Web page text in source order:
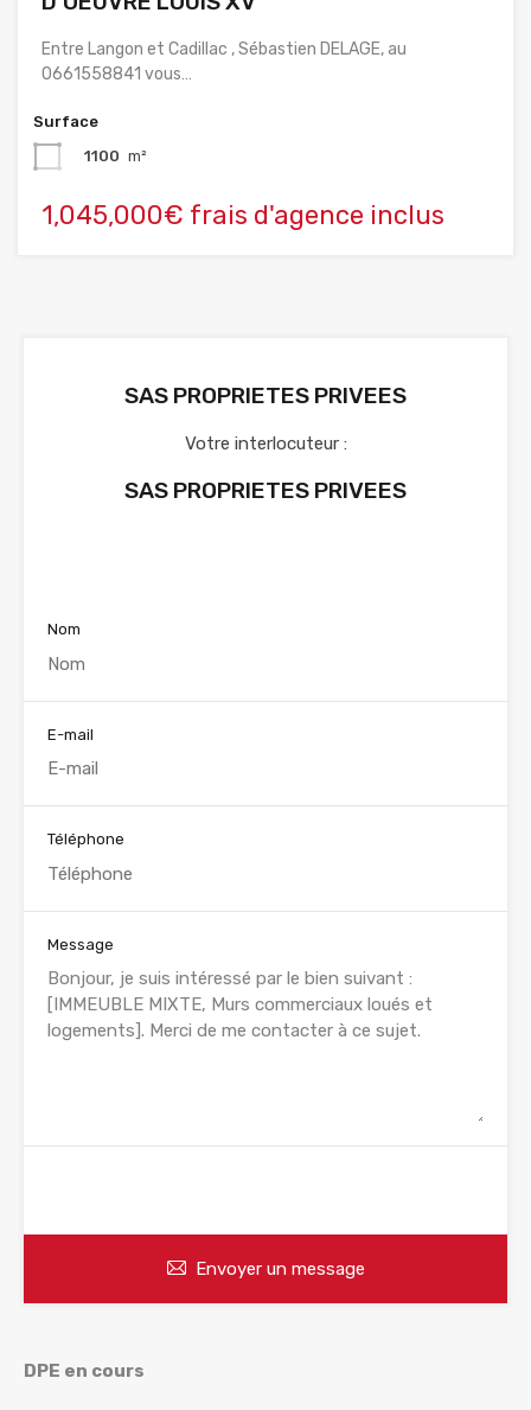
Entre Langon et Cadillac , Sébastien DELAGE, au
0661558841 vous…
Surface
1100 m²
1,045,000€ frais d'agence inclus
SAS PROPRIETES PRIVEES
Votre interlocuteur :
SAS PROPRIETES PRIVEES
Nom
E-mail
Téléphone
Message
Envoyer un message
DPE en cours